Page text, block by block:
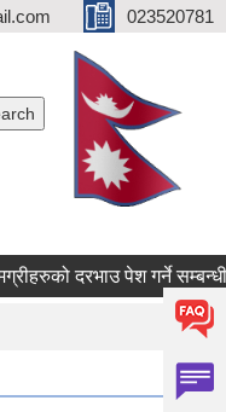
023520781
दरभाउ पेश गर्ने सम्बन्धी